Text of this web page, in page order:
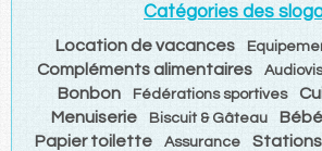
Catégories des
Location de vacances
Compléments alimentaires
Bonbon
Fédérations sportives
Menuiserie Biscuit & Gâteau Bébé
Papier toilette Assurance